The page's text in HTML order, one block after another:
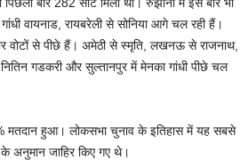
वायनाड, रायबरेली से सोनिया आगे चल रही हैं।
वोटों से पीछे हैं। अमेठी से स्मृति, लखनऊ से राजनाथ,
गडकरी और सुल्तानपुर में मेनका गांधी पीछे चल
मतदान हुआ। लोकसभा चुनाव के इतिहास में यह सबसे
अनुमान जाहिर किए गए थे।